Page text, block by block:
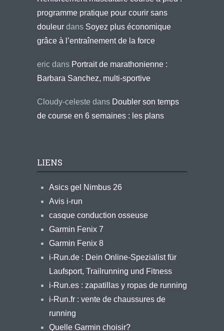
programme pratique pour courir sans
douleur dans Soyez plus économique
grâce à l’entraînement de la force
eric dans Portrait de marathonienne :
Barbara Sanchez, multi-sportive
Cloudy-celeste dans Doubler son temps
de course en 6 semaines : les plans
LIENS
Asics gel Nimbus 26
Avis i-run
casque conduction osseuse
Garmin Fenix 7
Garmin Fenix 8
i-Run.de : Dein Online-Spezialist für
Laufsport, Trailrunning und Fitness
i-Run.es : zapatillas y ropas de running
i-Run.fr : vente de chaussures de
running
Quelle Garmin choisir?